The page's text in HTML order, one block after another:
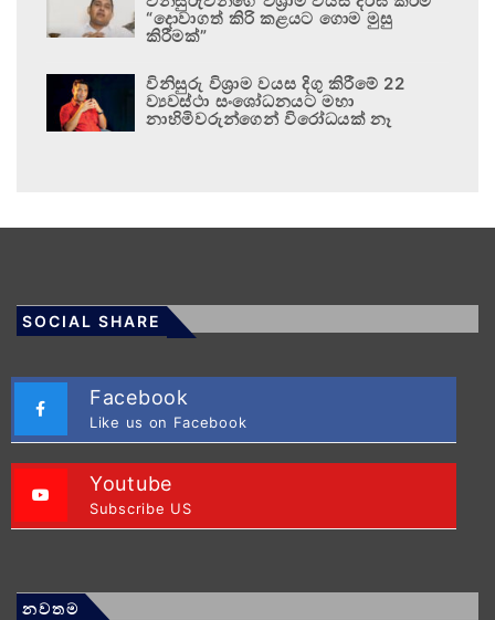
“දොවාගත් කිරි කළයට ගොම මුසු
කිරීමක්”
විනිසුරු විශ්‍රාම වයස දිගු කිරීමේ 22
ව්‍යවස්ථා සංශෝධනයට මහා
නාහිමිවරුන්ගෙන් විරෝධයක් නෑ
SOCIAL SHARE
Facebook
Like us on Facebook
Youtube
Subscribe US
නවතම